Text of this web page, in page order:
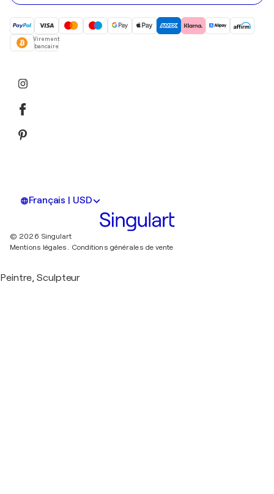
Virement
bancaire
Français | USD
© 2026 Singulart
Mentions légales. Conditions générales de vente
Peintre, Sculpteur